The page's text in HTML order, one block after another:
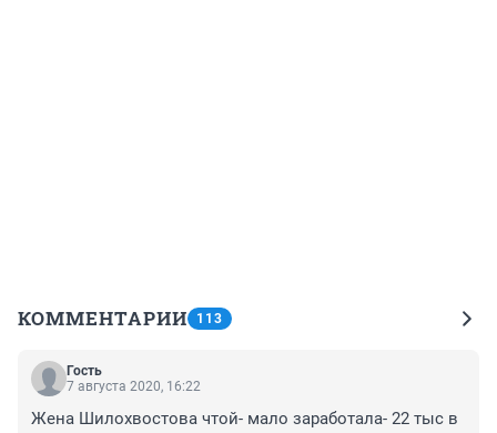
КОММЕНТАРИИ 113
Гость
7 августа 2020, 16:22
Жена Шилохвостова чтой- мало заработала- 22 тыс в